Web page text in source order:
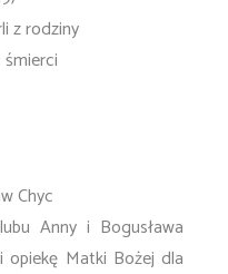
z rodziny
Chyc
Anny i Bogusława
opiekę Matki Bożej dla